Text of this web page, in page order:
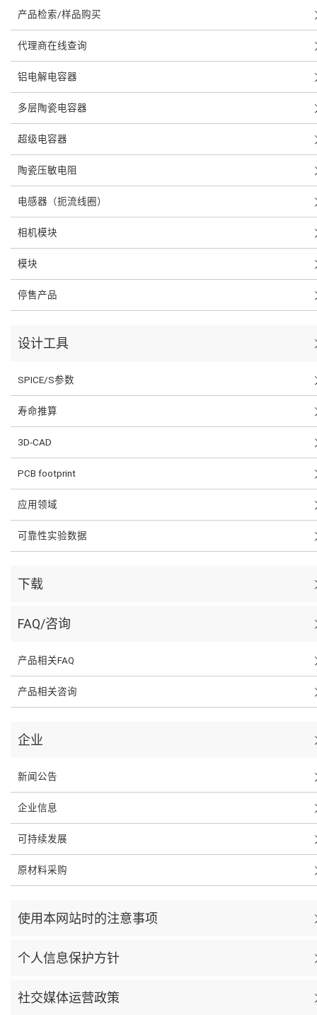
产品检索/样品购买
代理商在线查询
铝电解电容器
多层陶瓷电容器
超级电容器
陶瓷压敏电阻
电感器（扼流线圈）
相机模块
模块
停售产品
设计工具
SPICE/S参数
寿命推算
3D-CAD
PCB footprint
应用领域
可靠性实验数据
下载
FAQ/咨询
产品相关FAQ
产品相关咨询
企业
新闻公告
企业信息
可持续发展
原材料采购
使用本网站时的注意事项
个人信息保护方针
社交媒体运营政策